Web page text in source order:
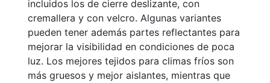
incluidos los de cierre deslizante, con
cremallera y con velcro. Algunas variantes
pueden tener además partes reflectantes para
mejorar la visibilidad en condiciones de poca
luz. Los mejores tejidos para climas fríos son
más gruesos y mejor aislantes, mientras que